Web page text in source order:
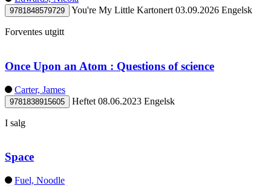
9781848579729 You're My Little Kartonert 03.09.2026 Engelsk
Forventes utgitt
Once Upon an Atom : Questions of science
Carter, James
9781838915605 Heftet 08.06.2023 Engelsk
I salg
Space
Fuel, Noodle